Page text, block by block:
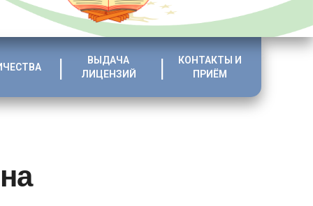
ВЫДАЧА
ЛИЦЕНЗИЙ
КОНТАКТЫ И
ПРИЁМ